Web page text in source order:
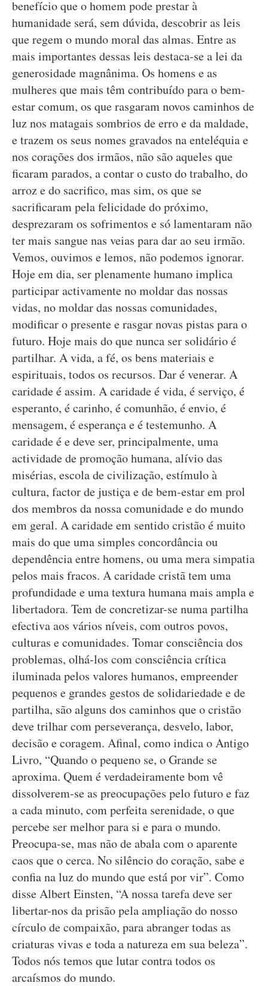
benefício que o homem pode prestar à
humanidade será, sem dúvida, descobrir as leis
que regem o mundo moral das almas. Entre as
mais importantes dessas leis destaca-se a lei da
generosidade magnânima. Os homens e as
mulheres que mais têm contribuído para o bem-
estar comum, os que rasgaram novos caminhos de
luz nos matagais sombrios de erro e da maldade,
e trazem os seus nomes gravados na enteléquia e
nos corações dos irmãos, não são aqueles que
ficaram parados, a contar o custo do trabalho, do
arroz e do sacrifico, mas sim, os que se
sacrificaram pela felicidade do próximo,
desprezaram os sofrimentos e só lamentaram não
ter mais sangue nas veias para dar ao seu irmão.
Vemos, ouvimos e lemos, não podemos ignorar.
Hoje em dia, ser plenamente humano implica
participar activamente no moldar das nossas
vidas, no moldar das nossas comunidades,
modificar o presente e rasgar novas pistas para o
futuro. Hoje mais do que nunca ser solidário é
partilhar. A vida, a fé, os bens materiais e
espirituais, todos os recursos. Dar é venerar. A
caridade é assim. A caridade é vida, é serviço, é
esperanto, é carinho, é comunhão, é envio, é
mensagem, é esperança e é testemunho. A
caridade é e deve ser, principalmente, uma
actividade de promoção humana, alívio das
misérias, escola de civilização, estímulo à
cultura, factor de justiça e de bem-estar em prol
dos membros da nossa comunidade e do mundo
em geral. A caridade em sentido cristão é muito
mais do que uma simples concordância ou
dependência entre homens, ou uma mera simpatia
pelos mais fracos. A caridade cristã tem uma
profundidade e uma textura humana mais ampla e
libertadora. Tem de concretizar-se numa partilha
efectiva aos vários níveis, com outros povos,
culturas e comunidades. Tomar consciência dos
problemas, olhá-los com consciência crítica
iluminada pelos valores humanos, empreender
pequenos e grandes gestos de solidariedade e de
partilha, são alguns dos caminhos que o cristão
deve trilhar com perseverança, desvelo, labor,
decisão e coragem. Afinal, como indica o Antigo
Livro, “Quando o pequeno se, o Grande se
aproxima. Quem é verdadeiramente bom vê
dissolverem-se as preocupações pelo futuro e faz
a cada minuto, com perfeita serenidade, o que
percebe ser melhor para si e para o mundo.
Preocupa-se, mas não de abala com o aparente
caos que o cerca. No silêncio do coração, sabe e
confia na luz do mundo que está por vir”. Como
disse Albert Einsten, “A nossa tarefa deve ser
libertar-nos da prisão pela ampliação do nosso
círculo de compaixão, para abranger todas as
criaturas vivas e toda a natureza em sua beleza”.
Todos nós temos que lutar contra todos os
arcaísmos do mundo.